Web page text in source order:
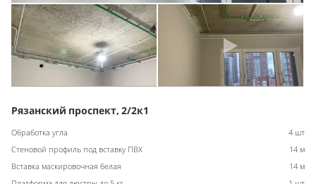
Рязанский проспект, 2/2к1
Обработка угла
4 шт
Стеновой профиль под вставку ПВХ
14 м
Вставка маскировочная белая
14 м